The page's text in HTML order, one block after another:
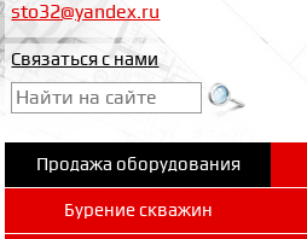
sto32@yandex.ru
Связаться с нами
Продажа оборудования
Бурение скважин